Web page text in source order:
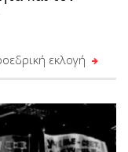
εκλογή